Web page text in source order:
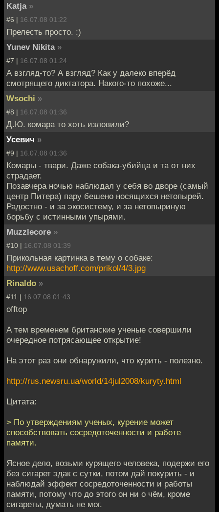
Katja »
#6 | 16.07.08 01:22
Прелесть просто. :)
Yunev Nikita »
#7 | 16.07.08 01:24
А взгляд-то? А взгляд? Как у далеко вперёд
смотрящего диктатора. Накого-то похоже...
Wsochi »
#8 | 16.07.08 01:36
Д.Ю. комара то хоть изловили?
Усевич »
#9 | 16.07.08 01:36
Комары - твари. Даже собака-убийца и та от них
страдает.
Позавчера ночью наблюдал у себя во дворе (самый
центр Питера) пару бешено носящихся нетопырей.
Радостно - и за экосистему, и за нетопыриную
борьбу с истинными упырями.
Muzzlecore »
#10 | 16.07.08 01:39
Прикольная картинка в тему о собаке:
http://www.usachoff.com/prikol/4/3.jpg
Rinaldo »
#11 | 16.07.08 01:43
offtop
А тем временем британские ученые совершили
очередное потрясающее открытие!
На этот раз они обнаружили, что курить - полезно.
http://rus.newsru.ua/world/14jul2008/kuryty.html
Цитата:
> По утверждениям ученых, курение может
способствовать сосредоточенности и работе
памяти.
Ясное дело, возьми курящего человека, подержи его
без сигарет эдак с сутки, потом дай покурить - и
наблюдай эффект сосредоточенности и работы
памяти, потому что до этого он ни о чём, кроме
сигареты, думать не мог.